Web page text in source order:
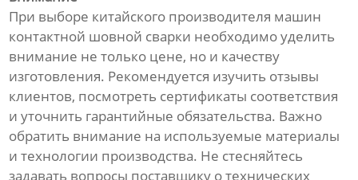
При выборе китайского производителя машин
контактной шовной сварки необходимо уделить
внимание не только цене, но и качеству
изготовления. Рекомендуется изучить отзывы
клиентов, посмотреть сертификаты соответствия
и уточнить гарантийные обязательства. Важно
обратить внимание на используемые материалы
и технологии производства. Не стесняйтесь
задавать вопросы поставщику о технических